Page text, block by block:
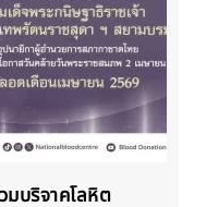
มบริจาคโลหิต